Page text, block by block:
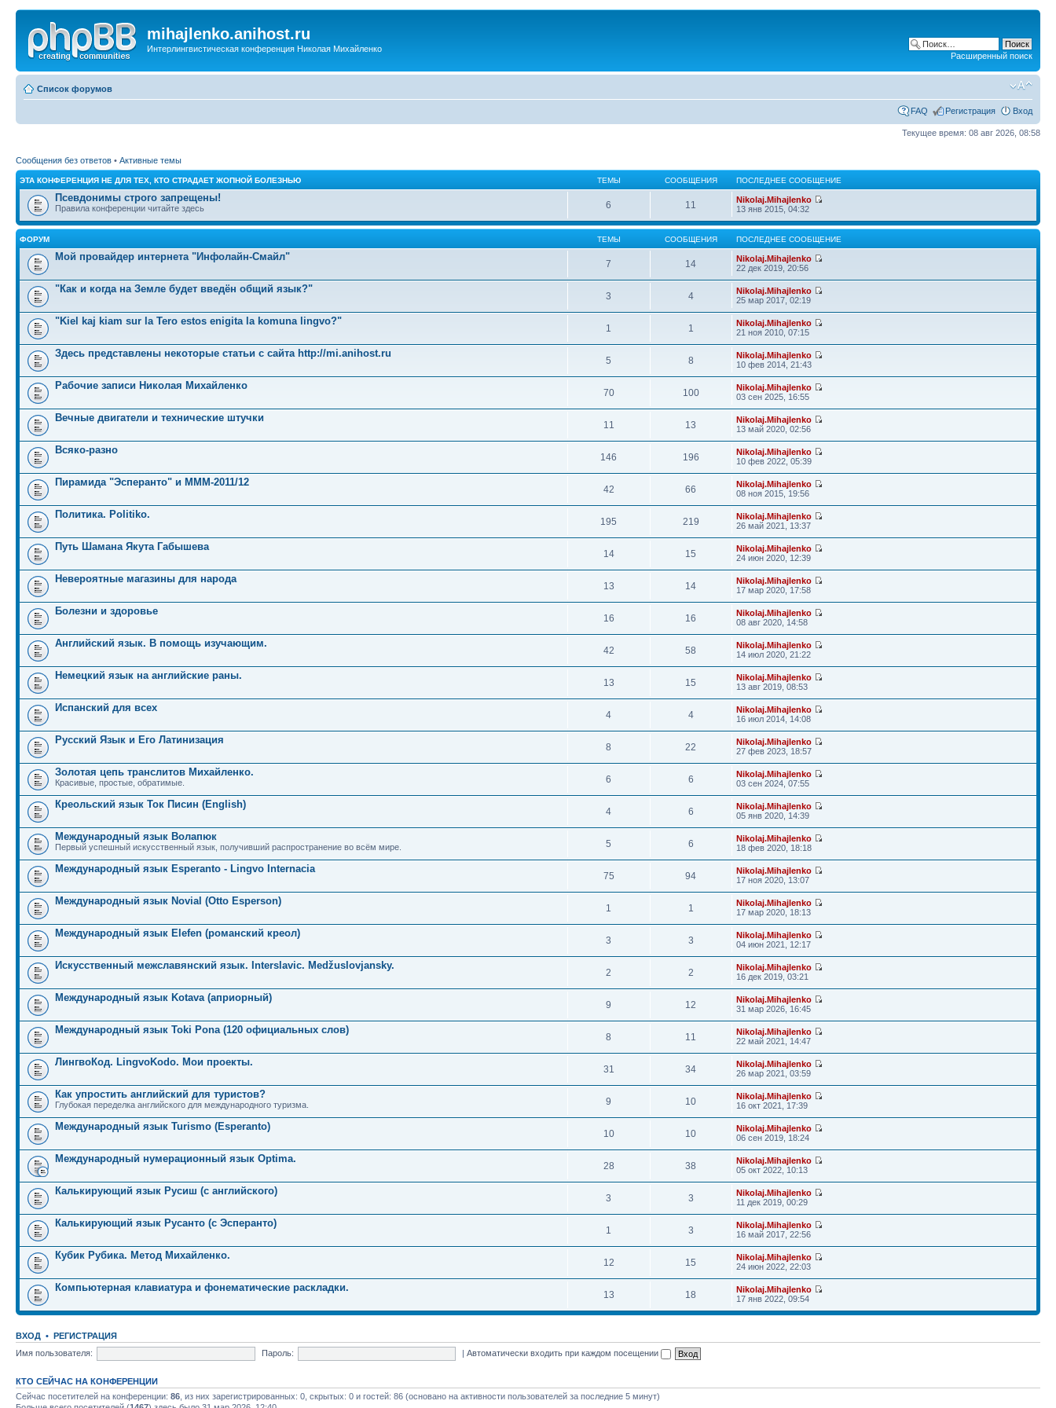
mihajlenko.anihost.ru
Интерлингвистическая конференция Николая Михайленко
Расширенный поиск
Список форумов
FAQ Регистрация Вход
Текущее время: 08 авг 2026, 08:58
Сообщения без ответов • Активные темы
ЭТА КОНФЕРЕНЦИЯ НЕ ДЛЯ ТЕХ, КТО СТРАДАЕТ ЖОПНОЙ БОЛЕЗНЬЮ ТЕМЫ СООБЩЕНИЯ ПОСЛЕДНЕЕ СООБЩЕНИЕ
Псевдонимы строго запрещены!
Правила конференции читайте здесь 6 11
Nikolaj.Mihajlenko
13 янв 2015, 04:32
ФОРУМ ТЕМЫ СООБЩЕНИЯ ПОСЛЕДНЕЕ СООБЩЕНИЕ
Мой провайдер интернета "Инфолайн-Смайл"
7 14
Nikolaj.Mihajlenko
22 дек 2019, 20:56
"Как и когда на Земле будет введён общий язык?"
3 4
Nikolaj.Mihajlenko
25 мар 2017, 02:19
"Kiel kaj kiam sur la Tero estos enigita la komuna lingvo?"
1 1
Nikolaj.Mihajlenko
21 ноя 2010, 07:15
Здесь представлены некоторые статьи с сайта http://mi.anihost.ru
5 8
Nikolaj.Mihajlenko
10 фев 2014, 21:43
Рабочие записи Николая Михайленко
70 100
Nikolaj.Mihajlenko
03 сен 2025, 16:55
Вечные двигатели и технические штучки
11 13
Nikolaj.Mihajlenko
13 май 2020, 02:56
Всяко-разно
146 196
Nikolaj.Mihajlenko
10 фев 2022, 05:39
Пирамида "Эсперанто" и MMM-2011/12
42 66
Nikolaj.Mihajlenko
08 ноя 2015, 19:56
Политика. Politiko.
195 219
Nikolaj.Mihajlenko
26 май 2021, 13:37
Путь Шамана Якута Габышева
14 15
Nikolaj.Mihajlenko
24 июн 2020, 12:39
Невероятные магазины для народа
13 14
Nikolaj.Mihajlenko
17 мар 2020, 17:58
Болезни и здоровье
16 16
Nikolaj.Mihajlenko
08 авг 2020, 14:58
Английский язык. В помощь изучающим.
42 58
Nikolaj.Mihajlenko
14 июл 2020, 21:22
Немецкий язык на английские раны.
13 15
Nikolaj.Mihajlenko
13 авг 2019, 08:53
Испанский для всех
4 4
Nikolaj.Mihajlenko
16 июл 2014, 14:08
Русский Язык и Его Латинизация
8 22
Nikolaj.Mihajlenko
27 фев 2023, 18:57
Золотая цепь транслитов Михайленко.
Красивые, простые, обратимые. 6 6
Nikolaj.Mihajlenko
03 сен 2024, 07:55
Креольский язык Ток Писин (English)
4 6
Nikolaj.Mihajlenko
05 янв 2020, 14:39
Международный язык Волапюк
Первый успешный искусственный язык, получивший распространение во всём мире. 5 6
Nikolaj.Mihajlenko
18 фев 2020, 18:18
Международный язык Esperanto - Lingvo Internacia
75 94
Nikolaj.Mihajlenko
17 ноя 2020, 13:07
Международный язык Novial (Otto Esperson)
1 1
Nikolaj.Mihajlenko
17 мар 2020, 18:13
Международный язык Elefen (романский креол)
3 3
Nikolaj.Mihajlenko
04 июн 2021, 12:17
Искусственный межславянский язык. Interslavic. Medžuslovjansky.
2 2
Nikolaj.Mihajlenko
16 дек 2019, 03:21
Международный язык Kotava (априорный)
9 12
Nikolaj.Mihajlenko
31 мар 2026, 16:45
Международный язык Toki Pona (120 официальных слов)
8 11
Nikolaj.Mihajlenko
22 май 2021, 14:47
ЛингвоКод. LingvoKodo. Мои проекты.
31 34
Nikolaj.Mihajlenko
26 мар 2021, 03:59
Как упростить английский для туристов?
Глубокая переделка английского для международного туризма. 9 10
Nikolaj.Mihajlenko
16 окт 2021, 17:39
Международный язык Turismo (Esperanto)
10 10
Nikolaj.Mihajlenko
06 сен 2019, 18:24
Международный нумерационный язык Optima.
28 38
Nikolaj.Mihajlenko
05 окт 2022, 10:13
Калькирующий язык Русиш (с английского)
3 3
Nikolaj.Mihajlenko
11 дек 2019, 00:29
Калькирующий язык Русанто (с Эсперанто)
1 3
Nikolaj.Mihajlenko
16 май 2017, 22:56
Кубик Рубика. Метод Михайленко.
12 15
Nikolaj.Mihajlenko
24 июн 2022, 22:03
Компьютерная клавиатура и фонематические раскладки.
13 18
Nikolaj.Mihajlenko
17 янв 2022, 09:54
ВХОД • РЕГИСТРАЦИЯ
Имя пользователя:
Пароль: |Автоматически входить при каждом посещении
КТО СЕЙЧАС НА КОНФЕРЕНЦИИ
Сейчас посетителей на конференции: 86 , из них зарегистрированных: 0, скрытых: 0 и гостей: 86 (основано на активности пользователей за последние 5 минут)